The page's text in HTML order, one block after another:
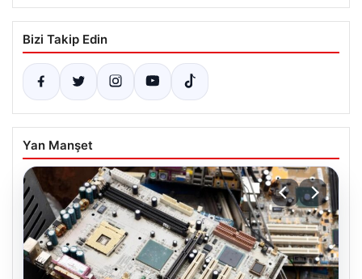
Bizi Takip Edin
Yan Manşet